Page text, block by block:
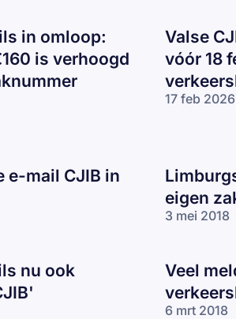
in omloop:
is verhoogd
Valse
vóór 18
17 feb 2026
e-mail CJIB in
eigen
3 mei 2018
nu ook
Veel
6 mrt 2018